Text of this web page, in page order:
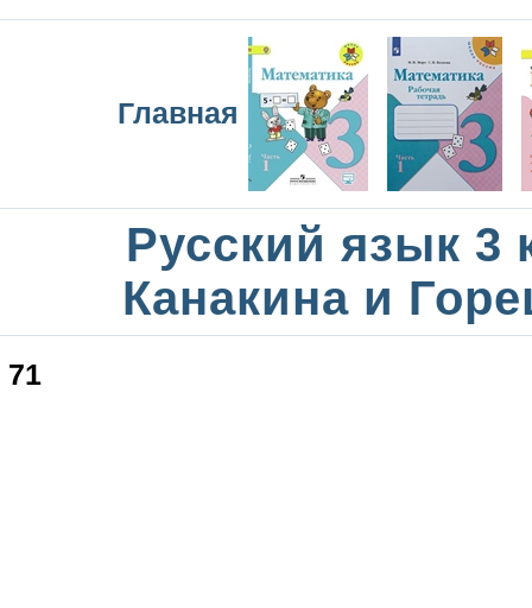
Главная
Русский язык 3
Канакина и
71